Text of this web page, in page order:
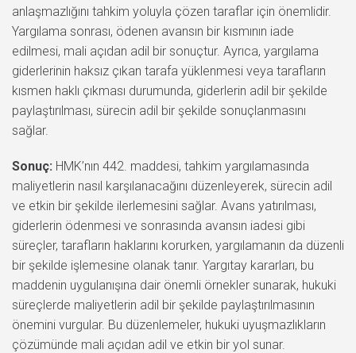
anlaşmazlığını tahkim yoluyla çözen taraflar için önemlidir.
Yargılama sonrası, ödenen avansın bir kısmının iade
edilmesi, mali açıdan adil bir sonuçtur. Ayrıca, yargılama
giderlerinin haksız çıkan tarafa yüklenmesi veya tarafların
kısmen haklı çıkması durumunda, giderlerin adil bir şekilde
paylaştırılması, sürecin adil bir şekilde sonuçlanmasını
sağlar.
Sonuç: HMK’nın 442. maddesi, tahkim yargılamasında
maliyetlerin nasıl karşılanacağını düzenleyerek, sürecin adil
ve etkin bir şekilde ilerlemesini sağlar. Avans yatırılması,
giderlerin ödenmesi ve sonrasında avansın iadesi gibi
süreçler, tarafların haklarını korurken, yargılamanın da düzenli
bir şekilde işlemesine olanak tanır. Yargıtay kararları, bu
maddenin uygulanışına dair önemli örnekler sunarak, hukuki
süreçlerde maliyetlerin adil bir şekilde paylaştırılmasının
önemini vurgular. Bu düzenlemeler, hukuki uyuşmazlıkların
çözümünde mali açıdan adil ve etkin bir yol sunar.